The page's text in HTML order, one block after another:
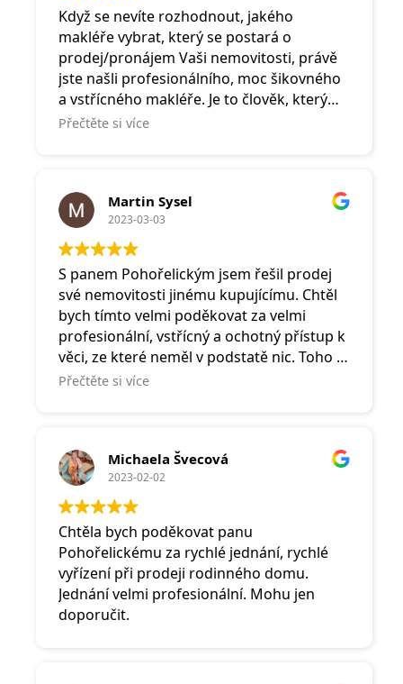
Když se nevíte rozhodnout, jakého
makléře vybrat, který se postará o
prodej/pronájem Vaši nemovitosti, právě
jste našli profesionálního, moc šikovného
a vstřícného makléře. Je to člověk, který
Vám vždy pomůže, zvedne telefon a
Přečtěte si více
Martin Sysel
2023-03-03
S panem Pohořelickým jsem řešil prodej
své nemovitosti jinému kupujícímu. Chtěl
bych tímto velmi poděkovat za velmi
profesionální, vstřícný a ochotný přístup k
věci, ze které neměl v podstatě nic. Toho si
v dnešní době víc než vážím. Doporučuji!
Přečtěte si více
Michaela Švecová
2023-02-02
Chtěla bych poděkovat panu
Pohořelickému za rychlé jednání, rychlé
vyřízení při prodeji rodinného domu.
Jednání velmi profesionální. Mohu jen
doporučit.